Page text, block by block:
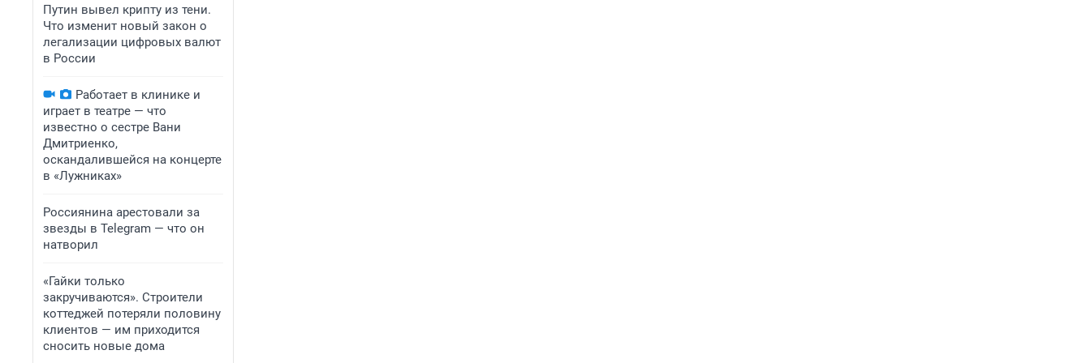
Путин вывел крипту из тени.
Что изменит новый закон о
легализации цифровых валют
в России
Работает в клинике и
играет в театре — что
известно о сестре Вани
Дмитриенко,
оскандалившейся на концерте
в «Лужниках»
Россиянина арестовали за
звезды в Telegram — что он
натворил
«Гайки только
закручиваются». Строители
коттеджей потеряли половину
клиентов — им приходится
сносить новые дома